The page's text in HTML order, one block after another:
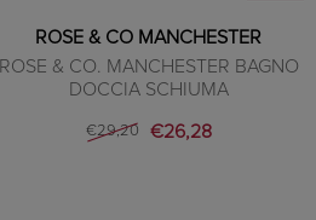
ROSE & CO MANCHESTER
ROSE & CO. MANCHESTER BAGNO
DOCCIA SCHIUMA
€29,20 €26,28